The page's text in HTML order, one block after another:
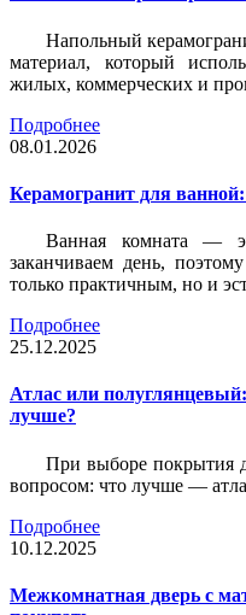
Напольный
материал, который
жилых, коммерческих и
Подробнее
08.01.2026
Керамогранит для
Ванная комната —
заканчиваем день,
только практичным, но и
Подробнее
25.12.2025
Атлас или
лучше?
При выборе покрытия
вопросом: что лучше —
Подробнее
10.12.2025
Межкомнатная дверь с